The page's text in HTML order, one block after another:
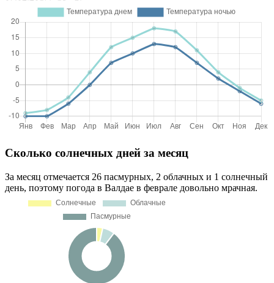
Сколько солнечных дней за месяц
За месяц отмечается 26 пасмурных, 2 облачных и 1 солнечный
день, поэтому погода в Валдае в феврале довольно мрачная.